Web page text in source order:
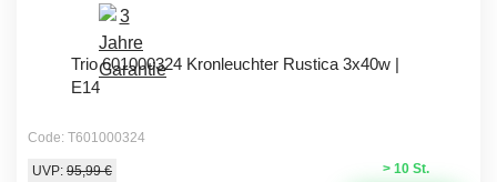
Trio 601000324 Kronleuchter Rustica 3x40w |
E14
Code: T601000324
> 10 St.
UVP: 95,99 €